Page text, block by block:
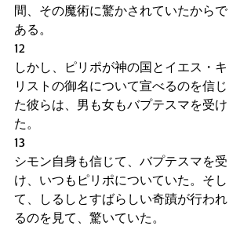
間、その魔術に驚かされていたからで
ある。
12
しかし、ピリポが神の国とイエス・キ
リストの御名について宣べるのを信じ
た彼らは、男も女もバプテスマを受け
た。
13
シモン自身も信じて、バプテスマを受
け、いつもピリポについていた。そし
て、しるしとすばらしい奇蹟が行われ
るのを見て、驚いていた。